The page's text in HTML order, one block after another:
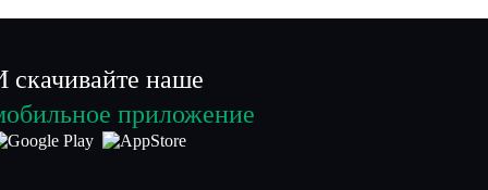
скачивайте наше
приложение